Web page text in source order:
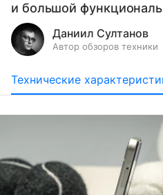
и большой
Даниил Султанов
Автор обзоров техники
Технические